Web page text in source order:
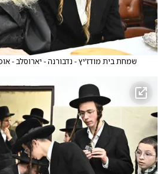
שמחת בית מודז'יץ - נדבורנה - יארוסלב -